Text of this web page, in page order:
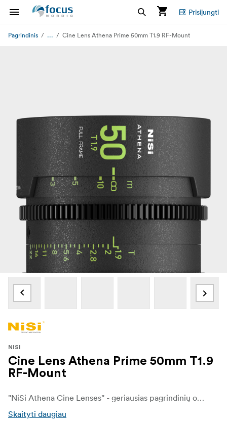
Prisijungti
Pagrindinis ... Cine Lens Athena Prime 50mm T1.9 RF-Mount
NISI
Cine Lens Athena Prime 50mm T1.9
RF-Mount
"NiSi Athena Cine Lenses" - geriausias pagrindinių objektyvų rinkinys kinematografininkams ir vaizdo operatoriams, kuriems reikia bekompromisės vaizdo kokybės ir našumo. Šie objektyvai, sukurti naudojant naujausias technologijas ir pasižymintys išskirtine optika, neabejotinai pakylės jūsų filmavimą į naujas aukštumas.
Skaityti daugiau